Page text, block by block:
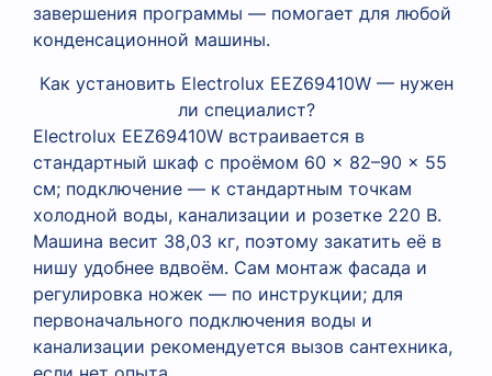
завершения программы — помогает для любой
конденсационной машины.
Как установить Electrolux EEZ69410W — нужен
ли специалист?
Electrolux EEZ69410W встраивается в
стандартный шкаф с проёмом 60 × 82–90 × 55
см; подключение — к стандартным точкам
холодной воды, канализации и розетке 220 В.
Машина весит 38,03 кг, поэтому закатить её в
нишу удобнее вдвоём. Сам монтаж фасада и
регулировка ножек — по инструкции; для
первоначального подключения воды и
канализации рекомендуется вызов сантехника,